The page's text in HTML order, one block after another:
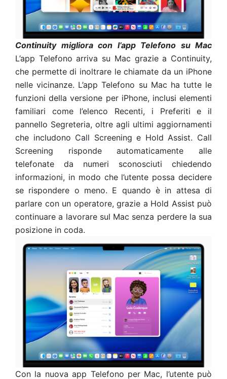
Continuity migliora con l’app Telefono su Mac
L’app Telefono arriva su Mac grazie a Continuity,
che permette di inoltrare le chiamate da un iPhone
nelle vicinanze. L’app Telefono su Mac ha tutte le
funzioni della versione per iPhone, inclusi elementi
familiari come l’elenco Recenti, i Preferiti e il
pannello Segreteria, oltre agli ultimi aggiornamenti
che includono Call Screening e Hold Assist. Call
Screening risponde automaticamente alle
telefonate da numeri sconosciuti chiedendo
informazioni, in modo che l’utente possa decidere
se rispondere o meno. E quando è in attesa di
parlare con un operatore, grazie a Hold Assist può
continuare a lavorare sul Mac senza perdere la sua
posizione in coda.
Con la nuova app Telefono per Mac, l’utente può